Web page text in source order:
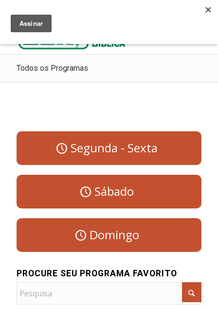
Todos os Programas
Segunda - Sexta
Sábado
Domingo
PROCURE SEU PROGRAMA FAVORITO